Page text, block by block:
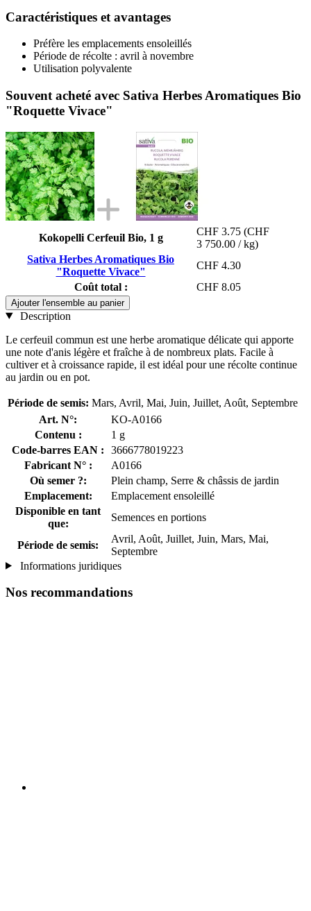
Caractéristiques et avantages
Préfère les emplacements ensoleillés
Période de récolte : avril à novembre
Utilisation polyvalente
Souvent acheté avec Sativa Herbes Aromatiques Bio
"Roquette Vivace"
Kokopelli Cerfeuil Bio, 1 g
CHF 3.75 (CHF
3 750.00 / kg)
Sativa Herbes Aromatiques Bio
"Roquette Vivace"
CHF 4.30
Coût total :
CHF 8.05
Ajouter l'ensemble au panier
Description
Le cerfeuil commun est une herbe aromatique délicate qui apporte
une note d'anis légère et fraîche à de nombreux plats. Facile à
cultiver et à croissance rapide, il est idéal pour une récolte continue
au jardin ou en pot.
Période de semis: Mars, Avril, Mai, Juin, Juillet, Août, Septembre
Art. N°:
KO-A0166
Contenu :
1 g
Code-barres EAN :
3666778019223
Fabricant N° :
A0166
Où semer ?:
Plein champ, Serre & châssis de jardin
Emplacement:
Emplacement ensoleillé
Disponible en tant
que:
Semences en portions
Période de semis:
Avril, Août, Juillet, Juin, Mars, Mai,
Septembre
Informations juridiques
Nos recommandations